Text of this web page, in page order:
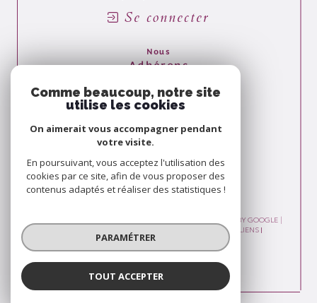
Se connecter
Nous
Adhérons
© 2026 | TOUS DROITS RÉSERVÉS | TRADUCTION POWERED BY GOOGLE |
NOS LIENS
POLITIQUE RGPD
Comme beaucoup, notre site
utilise les cookies
On aimerait vous accompagner pendant
votre visite.
En poursuivant, vous acceptez l'utilisation des
cookies par ce site, afin de vous proposer des
contenus adaptés et réaliser des statistiques !
PARAMÉTRER
TOUT ACCEPTER